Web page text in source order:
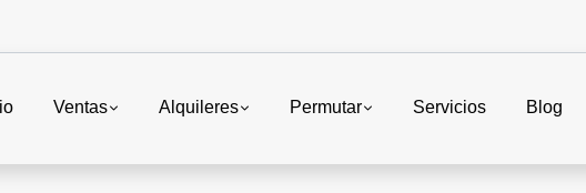
Ventas Alquileres Permutar Servicios Blog